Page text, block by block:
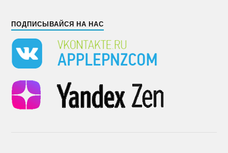
ПОДПИСЫВАЙСЯ НА НАС